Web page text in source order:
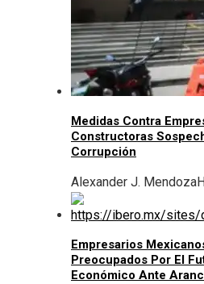
Medidas Contra
Constructoras
Corrupción
Alexander J. Mendoza
Empresarios
Preocupados Por El
Económico Ante